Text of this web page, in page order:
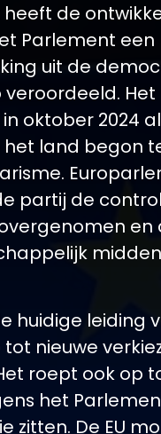
de
Parlement een
uit de
oktober 2024
land begon
partij de
en
huidige leiding
nieuwe
roept ook op
het
zitten. De EU